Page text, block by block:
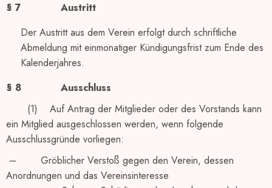
§ 7
Austritt
Der Austritt aus dem Verein erfolgt durch schriftliche
Abmeldung mit einmonatiger Kündigungsfrist zum Ende des
Kalenderjahres.
§ 8
Ausschluss
(1) Auf Antrag der Mitglieder oder des Vorstands kann
ein Mitglied ausgeschlossen werden, wenn folgende
Ausschlussgründe vorliegen:
– Gröblicher Verstoß gegen den Verein, dessen
Anordnungen und das Vereinsinteresse